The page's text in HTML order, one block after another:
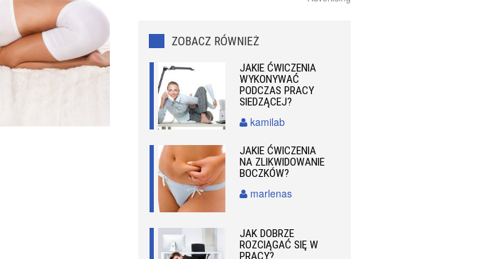
ZOBACZ RÓWNIEŻ
JAKIE ĆWICZENIA
WYKONYWAĆ
PODCZAS PRACY
SIEDZĄCEJ?
kamilab
JAKIE ĆWICZENIA
NA ZLIKWIDOWANIE
BOCZKÓW?
marlenas
JAK DOBRZE
ROZCIĄGAĆ SIĘ W
PRACY?